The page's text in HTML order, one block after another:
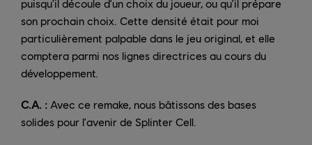
puisqu'il découle d'un choix du joueur, ou qu'il prépare
son prochain choix. Cette densité était pour moi
particulièrement palpable dans le jeu original, et elle
comptera parmi nos lignes directrices au cours du
développement.
C.A. : Avec ce remake, nous bâtissons des bases
solides pour l'avenir de Splinter Cell.